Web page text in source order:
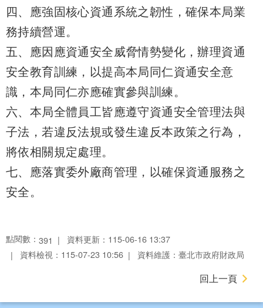
四、應強固核心資通系統之韌性，確保本局業
務持續營運。
五、應因應資通安全威脅情勢變化，辦理資通
安全教育訓練，以提高本局同仁資通安全意
識，本局同仁亦應確實參與訓練。
六、本局全體員工皆應遵守資通安全管理法與
子法，若違反法規或發生違反本政策之行為，
將依相關規定處理。
七、應落實委外廠商管理，以確保資通服務之
安全。
點閱數： 391
資料更新：115-06-16 13:37
資料檢視：115-07-23 10:56
資料維護：臺北市政府財政局
回上一頁